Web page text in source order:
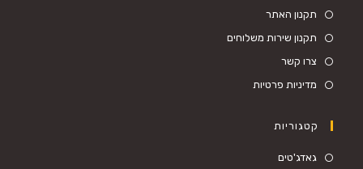
תקנון האתר
תקנון שירות משלוחים
צרו קשר
מדיניות פרטיות
קטגוריות
גאדג'טיםOpens